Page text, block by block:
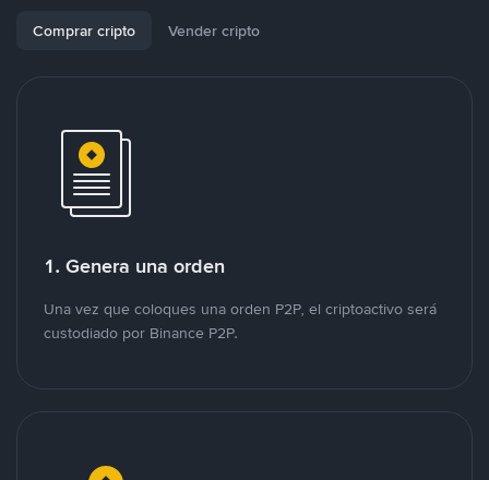
Comprar cripto Vender cripto
1. Genera una orden
Una vez que coloques una orden P2P, el criptoactivo será
custodiado por Binance P2P.